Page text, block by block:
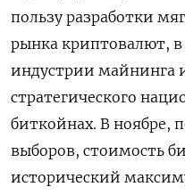
пользу разработки
рынка криптовалют,
индустрии майнинга
стратегического
биткойнах. В ноябре,
выборов, стоимость
исторический